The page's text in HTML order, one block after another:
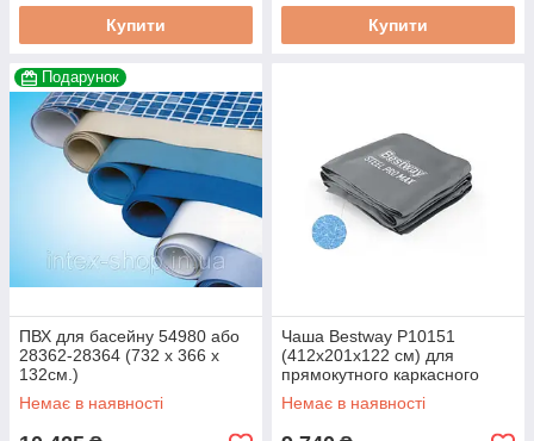
Купити Купити
Подарунок
ПВХ для басейну 54980 або
28362-28364 (732 x 366 x
132cм.)
Немає в наявності
Чаша Bestway P10151
(412х201х122 см) для
прямокутного каркасного
басейна Steel Pro MAX
Немає в наявності